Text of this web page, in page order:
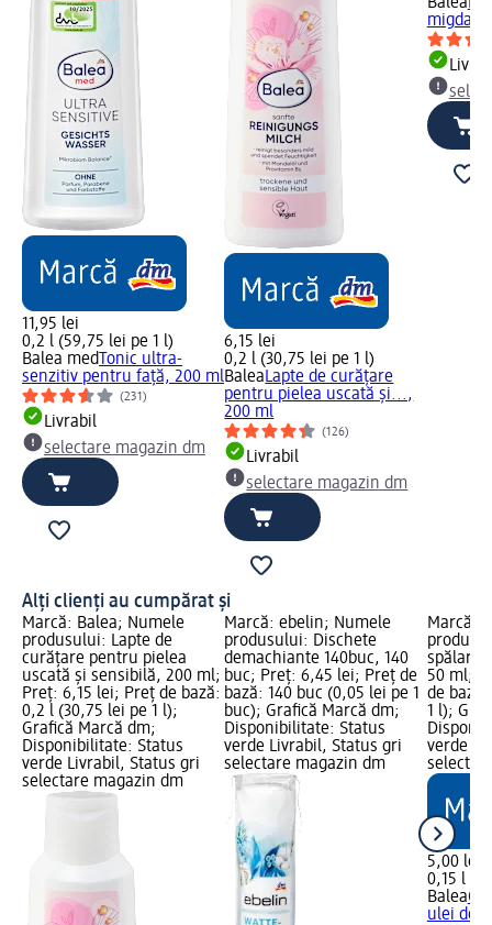
11,95 lei
0,2 l (59,75 lei pe 1 l)
Balea med Tonic ultra-
senzitiv pentru față, 200 ml
(231)
Livrabil
selectare magazin dm
6,15 lei
0,2 l (30,75 lei pe 1 l)
BaleaLapte de curățare
pentru pielea uscată și...,
200 ml
(126)
Livrabil
selectare magazin dm
Alți clienți au cumpărat și
Marcă: Balea; Numele
produsului: Lapte de
curățare pentru pielea
uscată și sensibilă, 200 ml;
Preț: 6,15 lei; Preț de bază:
0,2 l (30,75 lei pe 1 l);
Grafică Marcă dm;
Disponibilitate: Status
verde Livrabil, Status gri
selectare magazin dm
Marcă: ebelin; Numele
produsului: Dischete
demachiante 140buc, 140
buc; Preț: 6,45 lei; Preț de
bază: 140 buc (0,05 lei pe 1
buc); Grafică Marcă dm;
Disponibilitate: Status
verde Livrabil, Status gri
selectare magazin dm
Marcă:
spălare
50 ml;
de bază:
1 l);
verde
5,00 lei
0,15 l
Balea
ulei de